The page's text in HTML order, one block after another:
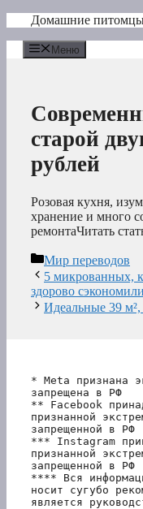
Перейти
содержимому
Домашние
Меню
старой
рублей
Розовая кухня,
хранение и много
ремонтаЧитать
Рубрики
Мир переводов
5 микрованных,
здорово сэкономили
Идеальные 39
* Meta признана
запрещена в РФ
** Facebook
признанной
запрещенной в РФ
*** Instagram
признанной
запрещенной в РФ
**** Вся
носит сугубо
является